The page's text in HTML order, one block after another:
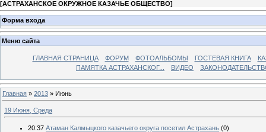
[АСТРАХАНСКОЕ ОКРУЖНОЕ КАЗАЧЬЕ ОБЩЕСТВО]
Форма входа
Меню сайта
ГЛАВНАЯ СТРАНИЦА ФОРУМ ФОТОАЛЬБОМЫ ГОСТЕВАЯ КНИГА
ПАМЯТКА АСТРАХАНСКОГ...
ВИДЕО
Главная » 2013 » Июнь
19 Июня, Среда
20:37 Атаман Калмыцкого казачьего округа посетил Астрахань (0)